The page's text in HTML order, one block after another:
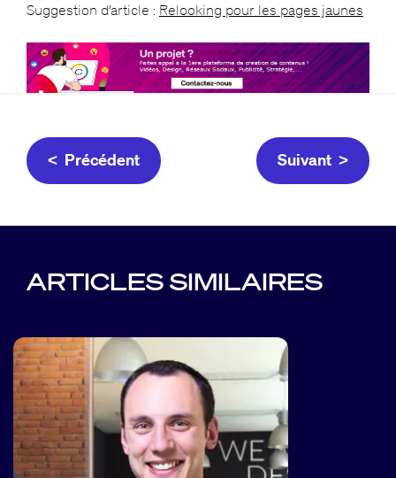
Suggestion d’article : Relooking pour les pages jaunes
< Précédent Suivant >
ARTICLES SIMILAIRES